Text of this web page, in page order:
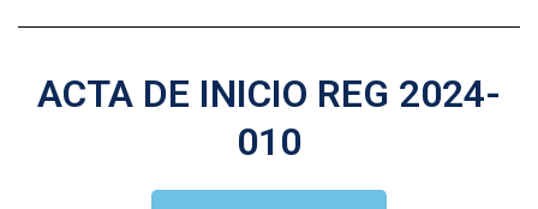
ACTA DE INICIO REG 2024-
010